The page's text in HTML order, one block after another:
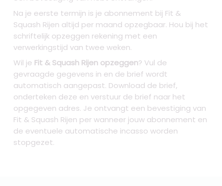
Na je eerste termijn is je abonnement bij Fit &
Squash Rijen altijd per maand opzegbaar. Hou bij het
schriftelijk opzeggen rekening met een
verwerkingstijd van twee weken.
Wil je Fit & Squash Rijen opzeggen? Vul de
gevraagde gegevens in en de brief wordt
automatisch aangepast. Download de brief,
onderteken deze en verstuur de brief naar het
opgegeven adres. Je ontvangt een bevestiging van
Fit & Squash Rijen per wanneer jouw abonnement en
de eventuele automatische incasso worden
stopgezet.